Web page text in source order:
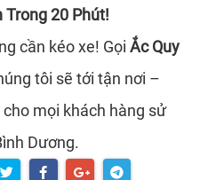
Trong 20 Phút!
cần kéo xe! Gọi Ắc Quy
tôi sẽ tới tận nơi –
mọi khách hàng sử
Dương.